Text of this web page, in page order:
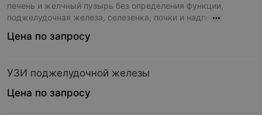
печень и желчный пузырь без определения функции,
поджелудочная железа, селезенка, почки и надпо
Цена по запросу
УЗИ поджелудочной железы
Цена по запросу